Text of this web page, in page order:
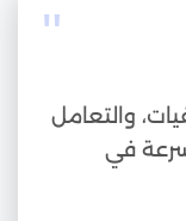
"
والتعامل
في